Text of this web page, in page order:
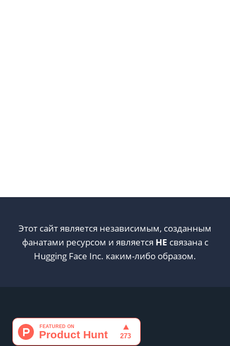
Этот сайт является независимым, созданным
фанатами ресурсом и является НЕ связана с
Hugging Face Inc. каким-либо образом.